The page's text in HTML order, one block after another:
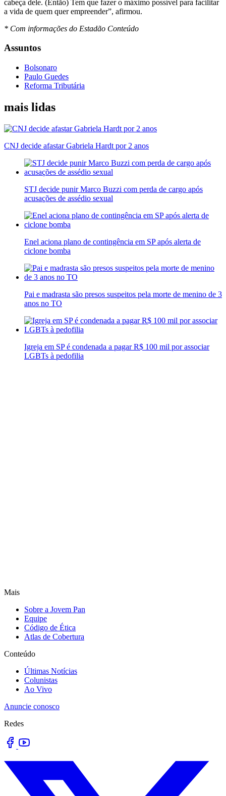
cabeça dele. (Então) Tem que fazer o máximo possível para facilitar
a vida de quem quer empreender”, afirmou.
* Com informações do Estadão Conteúdo
Assuntos
Bolsonaro
Paulo Guedes
Reforma Tributária
mais lidas
CNJ decide afastar Gabriela Hardt por 2 anos
STJ decide punir Marco Buzzi com perda de cargo após
acusações de assédio sexual
Enel aciona plano de contingência em SP após alerta de
ciclone bomba
Pai e madrasta são presos suspeitos pela morte de menino de 3
anos no TO
Igreja em SP é condenada a pagar R$ 100 mil por associar
LGBTs à pedofilia
Mais
Sobre a Jovem Pan
Equipe
Código de Ética
Atlas de Cobertura
Conteúdo
Últimas Notícias
Colunistas
Ao Vivo
Anuncie conosco
Redes